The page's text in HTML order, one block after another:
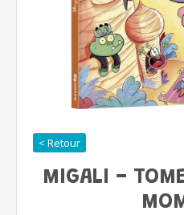
< Retour
MIGALI -